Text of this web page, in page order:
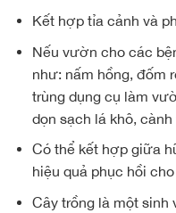
Kết hợp tỉa cảnh và
Nếu vườn cho các
như: nấm hồng, đốm
trùng dụng cụ làm
dọn sạch lá khô,
Có thể kết hợp giữa
hiệu quả phục hồi cho
Cây trồng là một sinh